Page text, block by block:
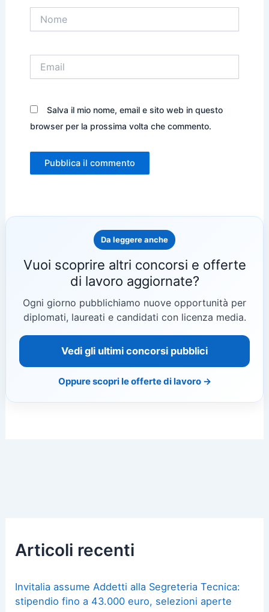
Salva il mio nome, email e sito web in questo
browser per la prossima volta che commento.
Da leggere anche
Vuoi scoprire altri concorsi e offerte
di lavoro aggiornate?
Ogni giorno pubblichiamo nuove opportunità per
diplomati, laureati e candidati con licenza media.
Vedi gli ultimi concorsi pubblici
Oppure scopri le offerte di lavoro →
Articoli recenti
Invitalia assume Addetti alla Segreteria Tecnica:
stipendio fino a 43.000 euro, selezioni aperte